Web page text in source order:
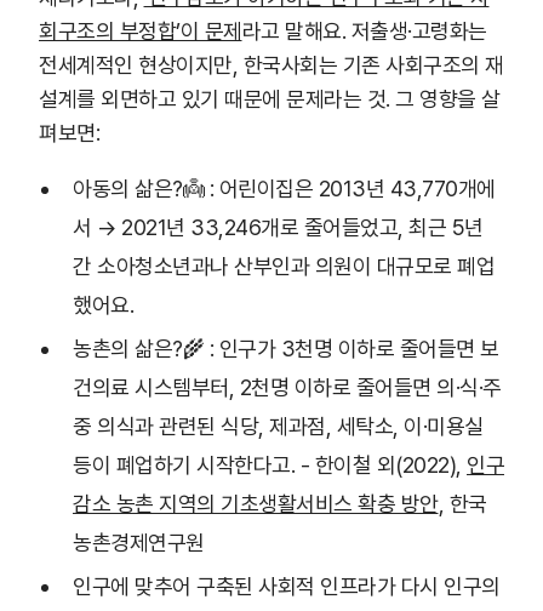
회구조의 부정합’이 문제 라고 말해요. 저출생·고령화는
전세계적인 현상이지만, 한국사회는 기존 사회구조의 재
설계를 외면하고 있기 때문에 문제라는 것. 그 영향을 살
펴보면:
아동의 삶은?👼 : 어린이집은 2013년 43,770개에
서 → 2021년 33,246개로 줄어들었고, 최근 5년
간 소아청소년과나 산부인과 의원이 대규모로 폐업
했어요.
농촌의 삶은?🌾 : 인구가 3천명 이하로 줄어들면 보
건의료 시스템부터, 2천명 이하로 줄어들면 의·식·주
중 의식과 관련된 식당, 제과점, 세탁소, 이·미용실
등이 폐업하기 시작한다고. - 한이철 외(2022), 인구
감소 농촌 지역의 기초생활서비스 확충 방안, 한국
농촌경제연구원
인구에 맞추어 구축된 사회적 인프라가 다시 인구의